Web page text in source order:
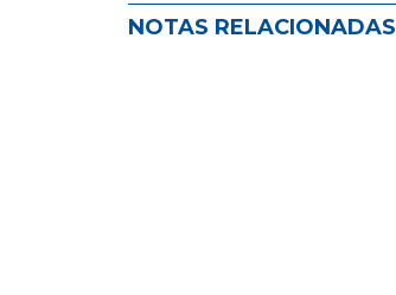
NOTAS RELACIONADAS